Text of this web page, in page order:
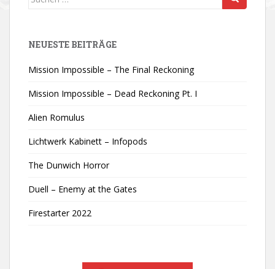
NEUESTE BEITRÄGE
Mission Impossible – The Final Reckoning
Mission Impossible – Dead Reckoning Pt. I
Alien Romulus
Lichtwerk Kabinett – Infopods
The Dunwich Horror
Duell – Enemy at the Gates
Firestarter 2022